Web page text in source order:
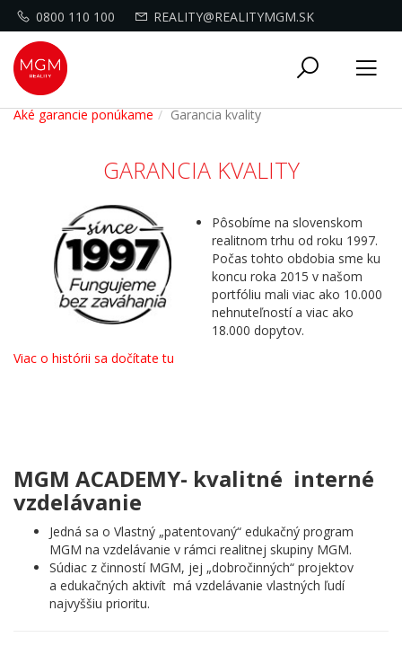
0800 110 100 REALITY@REALITYMGM.SK
Toggle
Aké garancie ponúkame Garancia kvality
GARANCIA KVALITY
Pôsobíme na slovenskom
realitnom trhu od roku 1997.
Počas tohto obdobia sme ku
koncu roka 2015 v našom
portfóliu mali viac ako 10.000
nehnuteľností a viac ako
18.000 dopytov.
Viac o histórii sa dočítate tu
MGM ACADEMY- kvalitné interné
vzdelávanie
Jedná sa o Vlastný „patentovaný“ edukačný program
MGM na vzdelávanie v rámci realitnej skupiny MGM.
Súdiac z činností MGM, jej „dobročinných“ projektov
a edukačných aktivít má vzdelávanie vlastných ľudí
najvyššiu prioritu.